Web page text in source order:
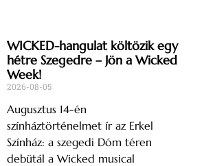
WICKED-hangulat költözik egy
hétre Szegedre – Jön a Wicked
Week!
2026-08-05
Augusztus 14-én
színháztörténelmet ír az Erkel
Színház: a szegedi Dóm téren
debütál a Wicked musical